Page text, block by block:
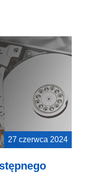
27 czerwca 2024